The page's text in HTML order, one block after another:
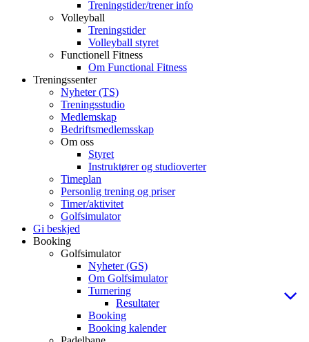
Treningstider/trener info
Volleyball
Treningstider
Volleyball styret
Functionell Fitness
Om Functional Fitness
Treningssenter
Nyheter (TS)
Treningsstudio
Medlemskap
Bedriftsmedlemsskap
Om oss
Styret
Instruktører og studioverter
Timeplan
Personlig trening og priser
Timer/aktivitet
Golfsimulator
Gi beskjed
Booking
Golfsimulator
Nyheter (GS)
Om Golfsimulator
Turnering
Resultater
Booking
Booking kalender